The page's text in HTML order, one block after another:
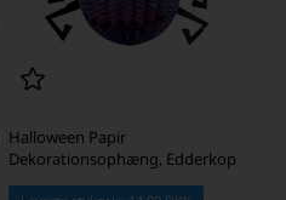
Halloween Papir
Dekorationsophæng, Edderkop